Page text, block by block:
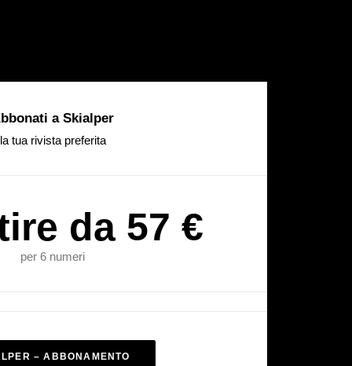
a Skialper
la tua rivista preferita
da 57 €
per 6 numeri
– ABBONAMENTO